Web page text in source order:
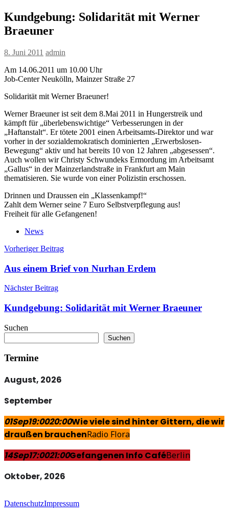
Kundgebung: Solidarität mit Werner
Braeuner
8. Juni 2011 admin
Am 14.06.2011 um 10.00 Uhr
Job-Center Neukölln, Mainzer Straße 27
Solidarität mit Werner Braeuner!
Werner Braeuner ist seit dem 8.Mai 2011 in Hungerstreik und
kämpft für „überlebenswichtige“ Verbesserungen in der
„Haftanstalt“. Er tötete 2001 einen Arbeitsamts-Direktor und war
vorher in der sozialdemokratisch dominierten „Erwerbslosen-
Bewegung“ aktiv und hat bereits 10 von 12 Jahren „abgesessen“.
Auch wollen wir Christy Schwundeks Ermordung im Arbeitsamt
„Gallus“ in der Mainzerlandstraße in Frankfurt am Main
thematisieren. Sie wurde von einer Polizistin erschossen.
Drinnen und Draussen ein „Klassenkampf!“
Zahlt dem Werner seine 7 Euro Selbstverpflegung aus!
Freiheit für alle Gefangenen!
News
Beitragsnavigation
Vorheriger Beitrag
Aus einem Brief von Nurhan Erdem
Nächster Beitrag
Kundgebung: Solidarität mit Werner Braeuner
Suchen
Suchen
Termine
August, 2026
September
01Sep19:0020:00Wie viele sind hinter Gittern, die wir
draußen brauchenRadio Flora
14Sep17:0021:00Gefangenen Info CaféBerlin
Oktober, 2026
DatenschutzImpressum